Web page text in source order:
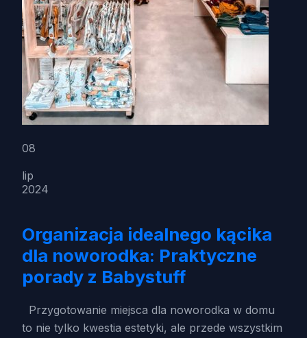
08
lip
2024
Organizacja idealnego kącika
dla noworodka: Praktyczne
porady z Babystuff
Przygotowanie miejsca dla noworodka w domu
to nie tylko kwestia estetyki, ale przede wszystkim